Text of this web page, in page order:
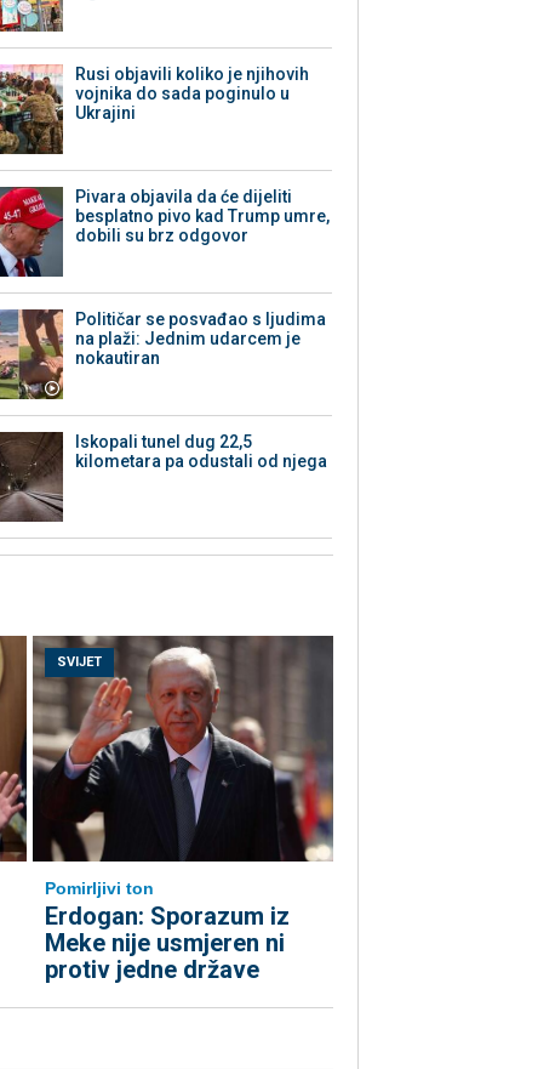
Rusi objavili koliko je njihovih
vojnika do sada poginulo u
Ukrajini
Pivara objavila da će dijeliti
besplatno pivo kad Trump umre,
dobili su brz odgovor
Političar se posvađao s ljudima
na plaži: Jednim udarcem je
nokautiran
Iskopali tunel dug 22,5
kilometara pa odustali od njega
SVIJET
Pomirljivi ton
Erdogan: Sporazum iz
Meke nije usmjeren ni
protiv jedne države